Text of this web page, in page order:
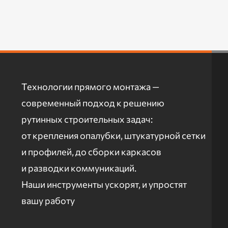
Технологии прямого монтажа —
современный подход к решению
рутинных строительных задач:
от крепления опалубки, штукатурной сетки
и профилей, до сборки каркасов
и разводки коммуникаций.
Наши инструменты ускорят, и упростят
вашу работу